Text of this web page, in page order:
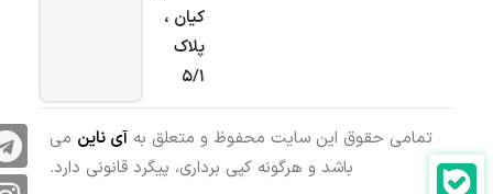
کیان ،
پلاک
۵/۱
تمامی حقوق این سایت محفوظ و متعلق به آی ناین می
باشد و هرگونه کپی برداری، پیگرد قانونی دارد.